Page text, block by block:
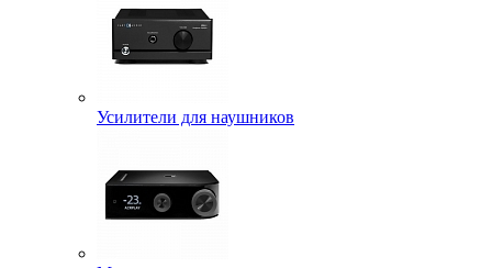
Усилители для наушников